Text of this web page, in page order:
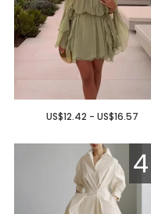
US$12.42 - US$16.57